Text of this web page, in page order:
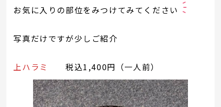
お気に入りの部位をみつけてみてください
写真だけですが少しご紹介
上ハラミ 税込1,400円（一人前）